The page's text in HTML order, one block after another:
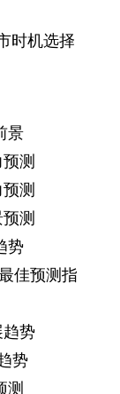
时机选择
景
测
测
测
势
佳预测指
势
势
测